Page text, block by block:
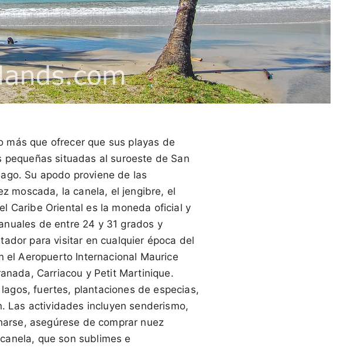
más que ofrecer que sus playas de
situadas al suroeste de San
Su apodo proviene de las
moscada, la canela, el jengibre, el
Caribe Oriental es la moneda oficial y
de entre 24 y 31 grados y
para visitar en cualquier época del
el Aeropuerto Internacional Maurice
Carriacou y Petit Martinique.
fuertes, plantaciones de especias,
Las actividades incluyen senderismo,
asegúrese de comprar nuez
que son sublimes e